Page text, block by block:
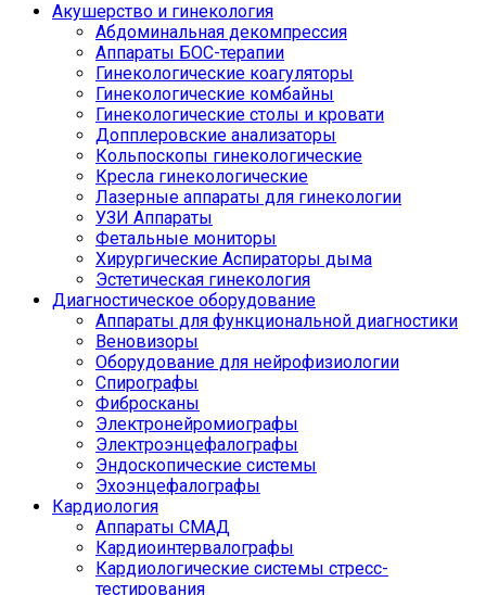
Акушерство и гинекология
Абдоминальная декомпрессия
Аппараты БОС-терапии
Гинекологические коагуляторы
Гинекологические комбайны
Гинекологические столы и кровати
Допплеровские анализаторы
Кольпоскопы гинекологические
Кресла гинекологические
Лазерные аппараты для гинекологии
УЗИ Аппараты
Фетальные мониторы
Хирургические Аспираторы дыма
Эстетическая гинекология
Диагностическое оборудование
Аппараты для функциональной диагностики
Веновизоры
Оборудование для нейрофизиологии
Спирографы
Фибросканы
Электронейромиографы
Электроэнцефалографы
Эндоскопические системы
Эхоэнцефалографы
Кардиология
Аппараты СМАД
Кардиоинтервалографы
Кардиологические системы стресс-
тестирования